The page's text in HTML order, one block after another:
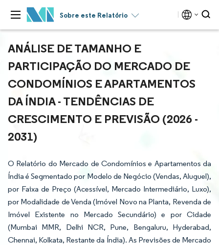
Sobre este Relatório
ANÁLISE DE TAMANHO E
PARTICIPAÇÃO DO MERCADO DE
CONDOMÍNIOS E APARTAMENTOS
DA ÍNDIA - TENDÊNCIAS DE
CRESCIMENTO E PREVISÃO (2026 -
2031)
O Relatório do Mercado de Condomínios e Apartamentos da
Índia é Segmentado por Modelo de Negócio (Vendas, Aluguel),
por Faixa de Preço (Acessível, Mercado Intermediário, Luxo),
por Modalidade de Venda (Imóvel Novo na Planta, Revenda de
Imóvel Existente no Mercado Secundário) e por Cidade
(Mumbai MMR, Delhi NCR, Pune, Bengaluru, Hyderabad,
Chennai, Kolkata, Restante da Índia). As Previsões de Mercado